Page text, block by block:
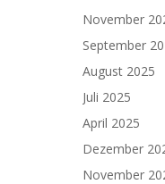
November
September
August 2025
Juli 2025
April 2025
Dezember
November